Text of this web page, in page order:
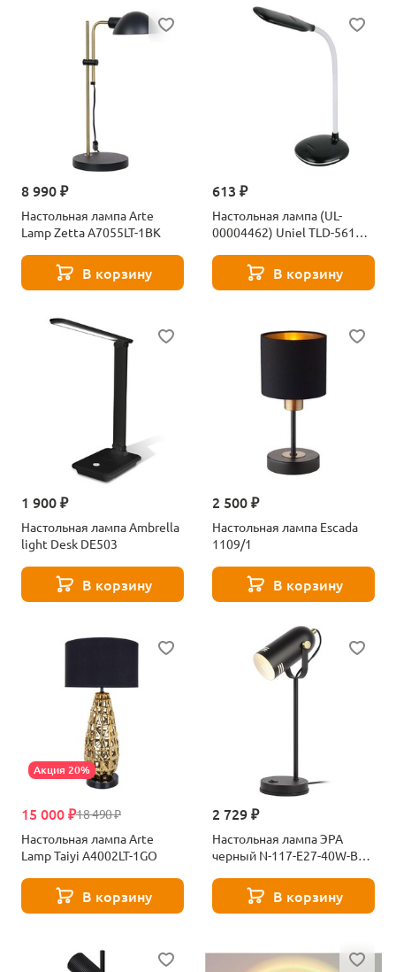
8 990 ₽
Настольная лампа Arte
Lamp Zetta A7055LT-1BK
В корзину
613 ₽
Настольная лампа (UL-
00004462) Uniel TLD-561
В корзину
1 900 ₽
Настольная лампа Ambrella
light Desk DE503
В корзину
2 500 ₽
Настольная лампа Escada
1109/1
В корзину
Акция 20%
18 490 ₽
15 000 ₽
Настольная лампа Arte
Lamp Taiyi A4002LT-1GO
В корзину
2 729 ₽
Настольная лампа ЭРА
черный N-117-Е27-40W-BK
В корзину